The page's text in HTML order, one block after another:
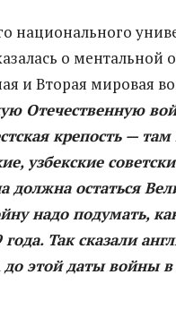
национального
о
и Вторая мировая
Отечественную
крепость —
узбекские
должна остаться
надо подумать,
Так сказали
до этой даты войны